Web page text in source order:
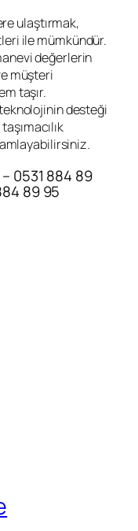
ulaştırmak,
ile mümkündür.
değerlerin
müşteri
taşır.
teknolojinin desteği
– 0531 884 89
89 95